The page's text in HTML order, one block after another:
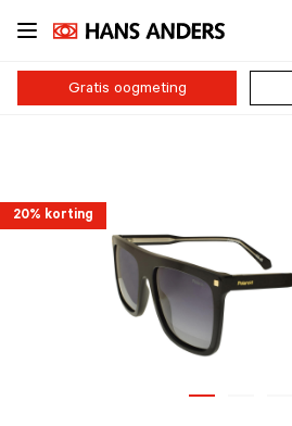
Ga
naar
inhoud
Gratis oogmeting
20% korting